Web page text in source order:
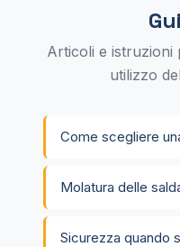
Articoli e istruzioni
utilizzo
Come scegliere
Molatura delle
Sicurezza quando